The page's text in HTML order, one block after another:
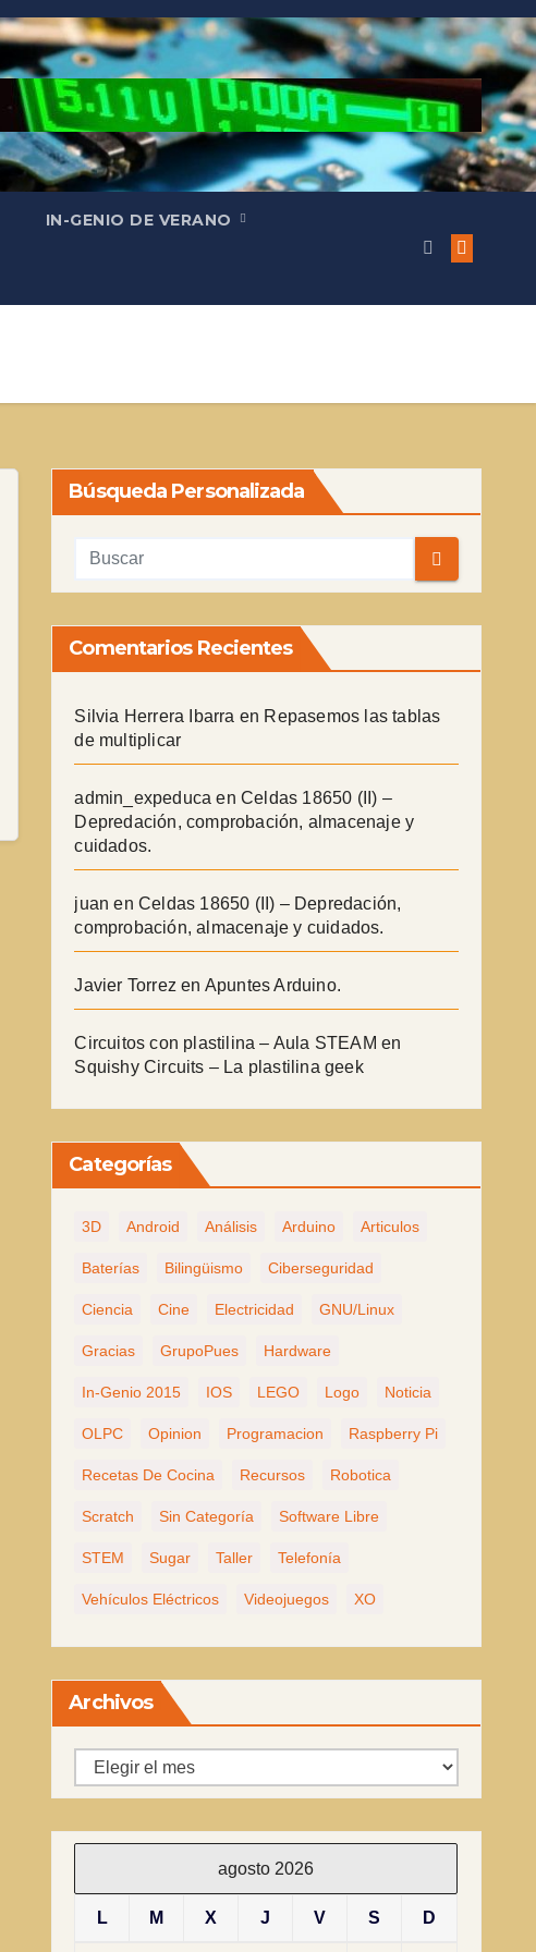
IN-GENIO DE VERANO
Búsqueda Personalizada
Comentarios Recientes
Silvia Herrera Ibarra en Repasemos las tablas
de multiplicar
admin_expeduca en Celdas 18650 (II) –
Depredación, comprobación, almacenaje y
cuidados.
juan en Celdas 18650 (II) – Depredación,
comprobación, almacenaje y cuidados.
Javier Torrez en Apuntes Arduino.
Circuitos con plastilina – Aula STEAM en
Squishy Circuits – La plastilina geek
Categorías
3D Android Análisis Arduino Articulos
Baterías Bilingüismo Ciberseguridad
Ciencia Cine Electricidad GNU/Linux
Gracias GrupoPues Hardware
In-Genio 2015 IOS LEGO Logo Noticia
OLPC Opinion Programacion Raspberry Pi
Recetas De Cocina Recursos Robotica
Scratch Sin Categoría Software Libre
STEM Sugar Taller Telefonía
Vehículos Eléctricos Videojuegos XO
Archivos
Archivos
agosto 2026
L M X J V S D